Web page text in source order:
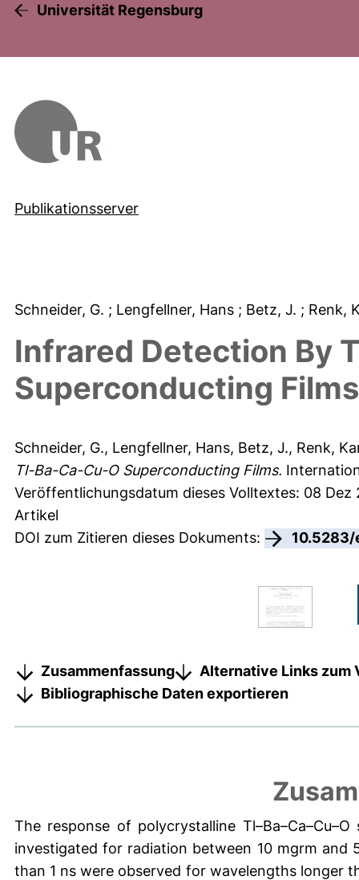
Universität Regensburg
Publikationsserver
Schneider, G. ; Lengfellner, Hans ; Betz, J. ; Renk,
Infrared Detection By
Superconducting Films
Schneider, G., Lengfellner, Hans, Betz, J., Renk,
Tl-Ba-Ca-Cu-O Superconducting Films.
Veröffentlichungsdatum dieses Volltextes: 08 Dez
Artikel
DOI zum Zitieren dieses Dokuments:
10.5283/
Zusammenfassung
Alternative Links zum
Bibliographische Daten exportieren
The response of polycrystalline
investigated for radiation between 10 mgrm and
than 1 ns were observed for wavelengths longer